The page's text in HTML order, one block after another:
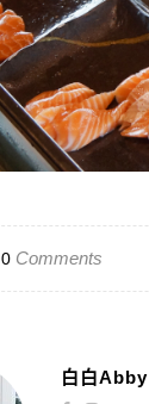
0Comments
白白Abby